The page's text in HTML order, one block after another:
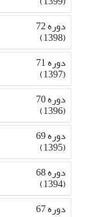
دوره 72
(1398)
دوره 71
(1397)
دوره 70
(1396)
دوره 69
(1395)
دوره 68
(1394)
دوره 67